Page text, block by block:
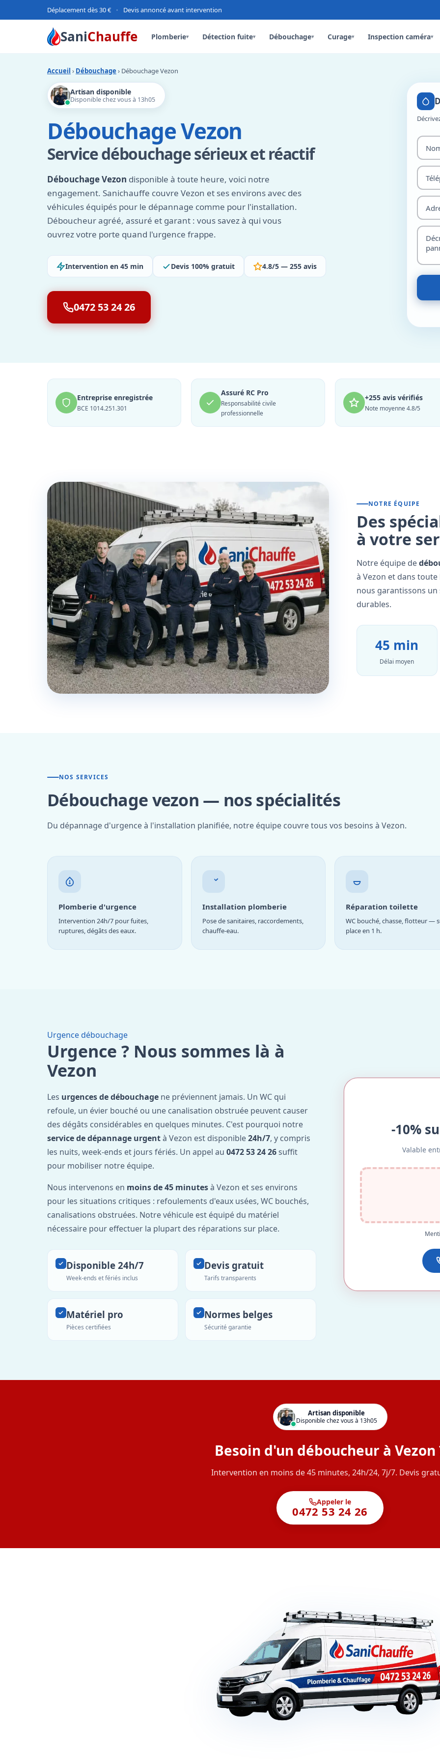
Déplacement dès 30 € • Devis annoncé avant intervention
SaniChauffe Plomberie▾ Détection fuite▾ Débouchage▾ Curage▾ Inspection caméra▾
Accueil › Débouchage › Débouchage Vezon
Artisan disponible
Disponible chez vous à 13h05
Débouchage Vezon
Service débouchage sérieux et réactif
Débouchage Vezon disponible à toute heure, voici notre
engagement. Sanichauffe couvre Vezon et ses environs avec des
véhicules équipés pour le dépannage comme pour l'installation.
Déboucheur agréé, assuré et garant : vous savez à qui vous
ouvrez votre porte quand l'urgence frappe.
Intervention en 45 min Devis 100% gratuit 4.8/5 — 255 avis
0472 53 24 26
Entreprise enregistrée
BCE 1014.251.301
Assuré RC Pro
Responsabilité civile
professionnelle
+255 avis vérifiés
Note moyenne 4.8/5
NOTRE ÉQUIPE
Des
à votre
Notre équipe de
à Vezon et dans toute
nous garantissons
durables.
45 min
Délai moyen
NOS SERVICES
Débouchage vezon — nos spécialités
Du dépannage d'urgence à l'installation planifiée, notre équipe couvre tous vos besoins à Vezon.
Plomberie d'urgence
Intervention 24h/7 pour fuites,
ruptures, dégâts des eaux.
Installation plomberie
Pose de sanitaires, raccordements,
chauffe-eau.
Réparation toilette
WC bouché, chasse, flotteur —
place en 1 h.
Urgence débouchage
Urgence ? Nous sommes là à
Vezon
Les urgences de débouchage ne préviennent jamais. Un WC qui
refoule, un évier bouché ou une canalisation obstruée peuvent causer
des dégâts considérables en quelques minutes. C'est pourquoi notre
service de dépannage urgentà Vezon est disponible24h/7, y compris
les nuits, week-ends et jours fériés. Un appel au 0472 53 24 26suffit
pour mobiliser notre équipe.
Nous intervenons en moins de 45 minutesà Vezon et ses environs
pour les situations critiques : refoulements d'eaux usées, WC bouchés,
canalisations obstruées. Notre véhicule est équipé du matériel
nécessaire pour effectuer la plupart des réparations sur place.
Disponible 24h/7
Week-ends et fériés inclus
Devis gratuit
Tarifs transparents
Matériel pro
Pièces certifiées
Normes belges
Sécurité garantie
-10%
Valable
Artisan disponible
Disponible chez vous à 13h05
Besoin d'un déboucheur à Vezon
Intervention en moins de 45 minutes, 24h/24, 7j/7. Devis
Appeler le
0472 53 24 26